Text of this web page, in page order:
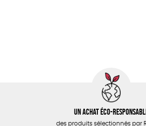
Un achat éco-
des produits sélectionnés par